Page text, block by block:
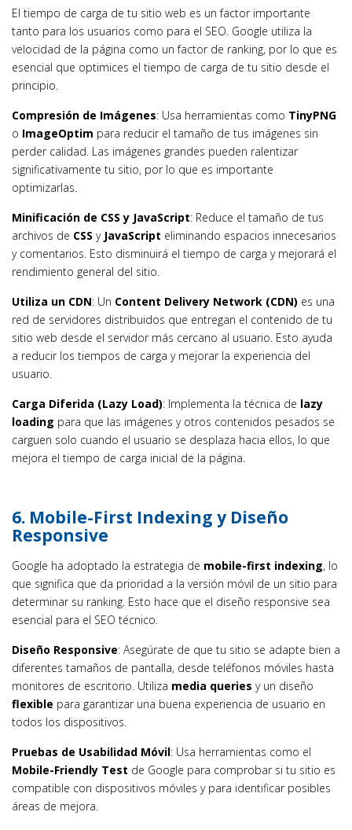
El tiempo de carga de tu sitio web es un factor importante
tanto para los usuarios como para el SEO. Google utiliza la
velocidad de la página como un factor de ranking, por lo que es
esencial que optimices el tiempo de carga de tu sitio desde el
principio.
Compresión de Imágenes: Usa herramientas como TinyPNG
o ImageOptim para reducir el tamaño de tus imágenes sin
perder calidad. Las imágenes grandes pueden ralentizar
significativamente tu sitio, por lo que es importante
optimizarlas.
Minificación de CSS y JavaScript: Reduce el tamaño de tus
archivos de CSS y JavaScript eliminando espacios innecesarios
y comentarios. Esto disminuirá el tiempo de carga y mejorará el
rendimiento general del sitio.
Utiliza un CDN: Un Content Delivery Network (CDN) es una
red de servidores distribuidos que entregan el contenido de tu
sitio web desde el servidor más cercano al usuario. Esto ayuda
a reducir los tiempos de carga y mejorar la experiencia del
usuario.
Carga Diferida (Lazy Load): Implementa la técnica de lazy
loading para que las imágenes y otros contenidos pesados se
carguen solo cuando el usuario se desplaza hacia ellos, lo que
mejora el tiempo de carga inicial de la página.
6. Mobile-First Indexing y Diseño
Responsive
Google ha adoptado la estrategia de mobile-first indexing, lo
que significa que da prioridad a la versión móvil de un sitio para
determinar su ranking. Esto hace que el diseño responsive sea
esencial para el SEO técnico.
Diseño Responsive: Asegúrate de que tu sitio se adapte bien a
diferentes tamaños de pantalla, desde teléfonos móviles hasta
monitores de escritorio. Utiliza media queries y un diseño
flexible para garantizar una buena experiencia de usuario en
todos los dispositivos.
Pruebas de Usabilidad Móvil: Usa herramientas como el
Mobile-Friendly Test de Google para comprobar si tu sitio es
compatible con dispositivos móviles y para identificar posibles
áreas de mejora.